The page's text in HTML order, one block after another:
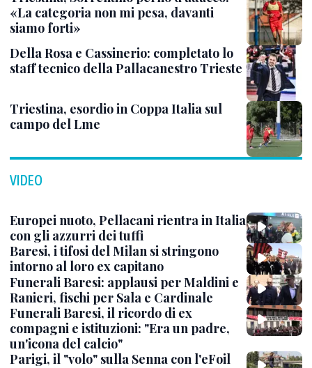
«La categoria non mi pesa, davanti
siamo forti»
Della Rosa e Cassinerio: completato lo
staff tecnico della Pallacanestro Trieste
Triestina, esordio in Coppa Italia sul
campo del Lme
VIDEO
Europei nuoto, Pellacani rientra in Italia
con gli azzurri dei tuffi
Baresi, i tifosi del Milan si stringono
intorno al loro ex capitano
Funerali Baresi: applausi per Maldini e
Ranieri, fischi per Sala e Cardinale
Funerali Baresi, il ricordo di ex
compagni e istituzioni: "Era un padre,
un'icona del calcio"
Parigi, il "volo" sulla Senna con l'eFoil